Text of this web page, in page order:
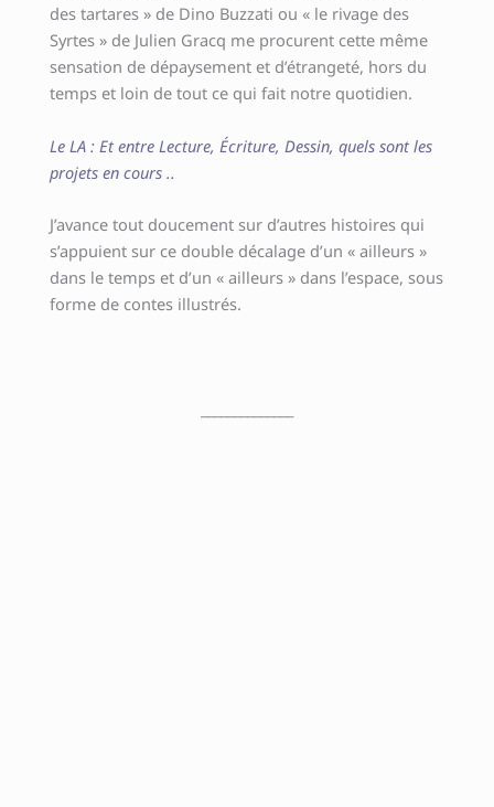
des tartares » de Dino Buzzati ou « le rivage des
Syrtes » de Julien Gracq me procurent cette même
sensation de dépaysement et d’étrangeté, hors du
temps et loin de tout ce qui fait notre quotidien.
Le LA : Et entre Lecture, Écriture, Dessin, quels sont les
projets en cours ..
J’avance tout doucement sur d’autres histoires qui
s’appuient sur ce double décalage d’un « ailleurs »
dans le temps et d’un « ailleurs » dans l’espace, sous
forme de contes illustrés.